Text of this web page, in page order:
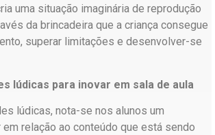
uma situação imaginária de reprodução
da brincadeira que a criança consegue
superar limitações e desenvolver-se
lúdicas para inovar em sala de aula
lúdicas, nota-se nos alunos um
relação ao conteúdo que está sendo